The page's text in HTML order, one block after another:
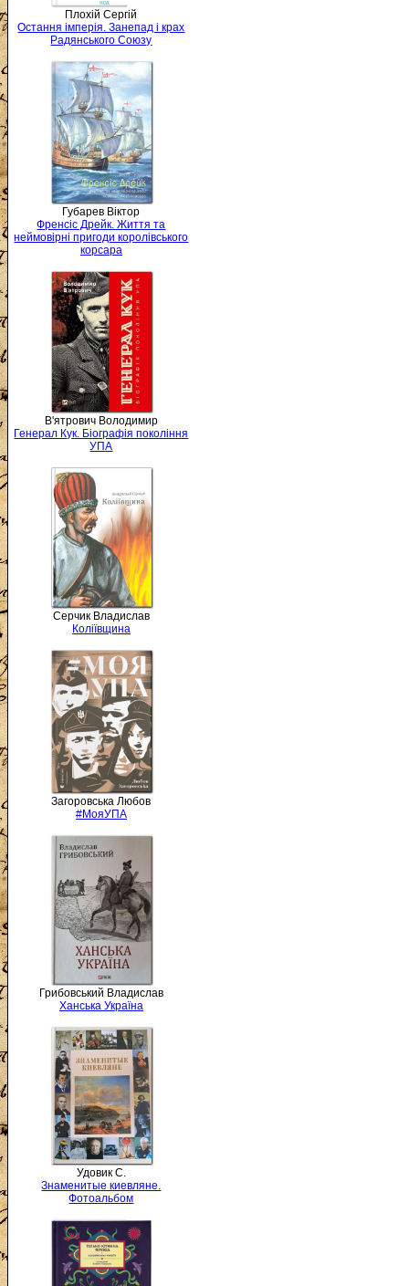
Плохій Сергій
Остання імперія. Занепад і крах
Радянського Союзу
Губарев Віктор
Френсіс Дрейк. Життя та
неймовірні пригоди королівського
корсара
В'ятрович Володимир
Генерал Кук. Біографія покоління
УПА
Серчик Владислав
Коліївщина
Загоровська Любов
#МояУПА
Грибовський Владислав
Ханська Україна
Удовик С.
Знаменитые киевляне.
Фотоальбом